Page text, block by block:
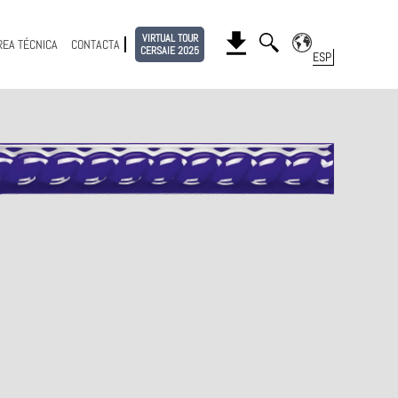
TÉCNICA CONTACTA
VIRTUAL TOUR
CERSAIE 2025